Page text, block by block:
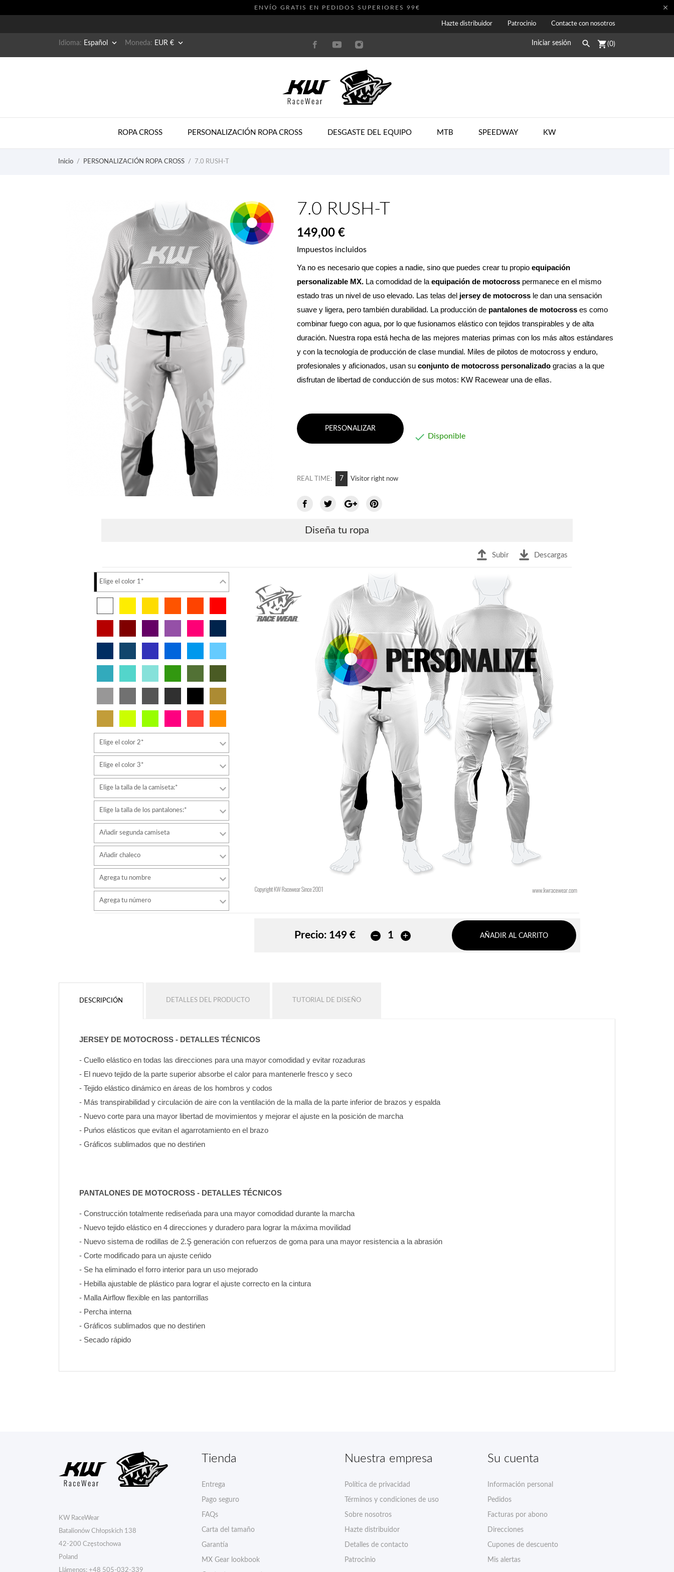
ENVÍO GRATIS EN PEDIDOS SUPERIORES 99€ 
Hazte distribuidor Patrocinio Contacte con nosotros
Idioma: Español  Moneda: EUR €  Iniciar sesión  shopping_cart(0)
ROPA CROSS PERSONALIZACIÓN ROPA CROSS DESGASTE DEL EQUIPO MTB SPEEDWAY KW
Inicio PERSONALIZACIÓN ROPA CROSS 7.0 RUSH-T
7.0 RUSH-T
149,00 €
Impuestos incluidos
Ya no es necesario que copies a nadie, sino que puedes crear tu propio equipación
personalizable MX. La comodidad de la equipación de motocross permanece en el mismo
estado tras un nivel de uso elevado. Las telas del jersey de motocross le dan una sensación
suave y ligera, pero también durabilidad. La producción de pantalones de motocross es como
combinar fuego con agua, por lo que fusionamos elástico con tejidos transpirables y de alta
duración. Nuestra ropa está hecha de las mejores materias primas con los más altos estándares
y con la tecnología de producción de clase mundial. Miles de pilotos de motocross y enduro,
profesionales y aficionados, usan su conjunto de motocross personalizado gracias a la que
disfrutan de libertad de conducción de sus motos: KW Racewear una de ellas.
PERSONALIZAR
 Disponible
REAL TIME: 9 Visitor right now
Diseña tu ropa
Subir Descargas
Elige el color 1*
Elige el color 2*
Elige el color 3*
Elige la talla de la camiseta:*
Elige la talla de los pantalones:*
Añadir segunda camiseta
Añadir chaleco
Agrega tu nombre
AÑADIR
Agrega tu número
Precio: 149 € AÑADIR AL CARRITO
DESCRIPCIÓN DETALLES DEL PRODUCTO TUTORIAL DE DISEÑO
JERSEY DE MOTOCROSS - DETALLES TÉCNICOS
- Cuello elástico en todas las direcciones para una mayor comodidad y evitar rozaduras
- El nuevo tejido de la parte superior absorbe el calor para mantenerle fresco y seco
- Tejido elástico dinámico en áreas de los hombros y codos
- Más transpirabilidad y circulación de aire con la ventilación de la malla de la parte inferior de brazos y espalda
- Nuevo corte para una mayor libertad de movimientos y mejorar el ajuste en la posición de marcha
- Puńos elásticos que evitan el agarrotamiento en el brazo
- Gráficos sublimados que no destińen
PANTALONES DE MOTOCROSS - DETALLES TÉCNICOS
- Construcción totalmente rediseńada para una mayor comodidad durante la marcha
- Nuevo tejido elástico en 4 direcciones y duradero para lograr la máxima movilidad
- Nuevo sistema de rodillas de 2.Ş generación con refuerzos de goma para una mayor resistencia a la abrasión
- Corte modificado para un ajuste ceńido
- Se ha eliminado el forro interior para un uso mejorado
- Hebilla ajustable de plástico para lograr el ajuste correcto en la cintura
- Malla Airflow flexible en las pantorrillas
- Percha interna
- Gráficos sublimados que no destińen
- Secado rápido
KW RaceWear
Batalionów Chłopskich 138
42-200 Częstochowa
Poland
Llámenos: +48 505-032-339
Tienda
Entrega
Pago seguro
FAQs
Carta del tamaño
Garantía
MX Gear lookbook
Nuestra empresa
Política de privacidad
Términos y condiciones de uso
Sobre nosotros
Hazte distribuidor
Detalles de contacto
Patrocinio
Su cuenta
Información personal
Pedidos
Facturas por abono
Direcciones
Cupones de descuento
Mis alertas